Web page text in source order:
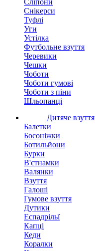
Сліпони
Снікерси
Туфлі
Уги
Устілка
Футбольне взуття
Черевики
Чешки
Чоботи
Чоботи гумові
Чоботи з піни
Шльопанці
Дитяче взуття
Балетки
Босоніжки
Ботильйони
Бурки
В'єтнамки
Валянки
Взуття
Галоші
Гумове взуття
Дутики
Еспадрільї
Капці
Кеди
Коралки